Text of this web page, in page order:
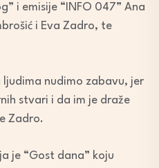
i emisije “INFO 047” Ana
i Eva Zadro, te
nudimo zabavu, jer
stvari i da im je draže
Zadro.
je “Gost dana” koju